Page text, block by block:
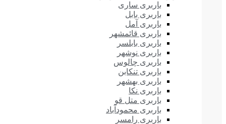
باربری ساری
باربری بابل
باربری آمل
باربری قائمشهر
باربری بابلسر
باربری نوشهر
باربری چالوس
باربری تنکابن
باربری بهشهر
باربری نکا
باربری متل قو
باربری محمودآباد
باربری رامسر